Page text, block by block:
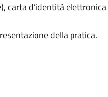
carta d’identità elettronica
della pratica.